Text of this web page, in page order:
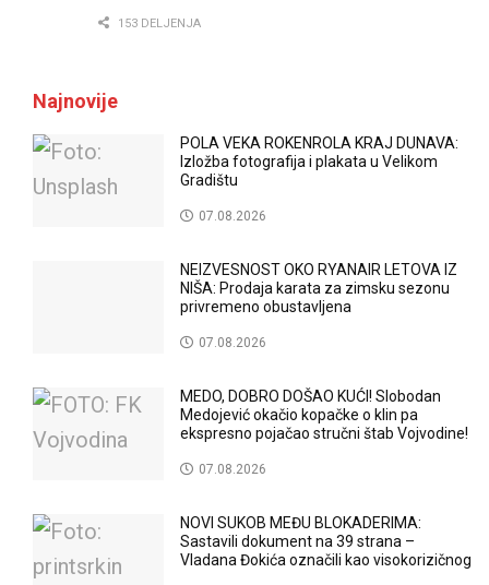
153 DELJENJA
Najnovije
POLA VEKA ROKENROLA KRAJ DUNAVA:
Izložba fotografija i plakata u Velikom
Gradištu
07.08.2026
NEIZVESNOST OKO RYANAIR LETOVA IZ
NIŠA: Prodaja karata za zimsku sezonu
privremeno obustavljena
07.08.2026
MEDO, DOBRO DOŠAO KUĆI! Slobodan
Medojević okačio kopačke o klin pa
ekspresno pojačao stručni štab Vojvodine!
07.08.2026
NOVI SUKOB MEĐU BLOKADERIMA:
Sastavili dokument na 39 strana –
Vladana Đokića označili kao visokorizičnog